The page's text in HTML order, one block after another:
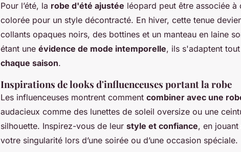
Pour l’été, la robe d'été ajustée léopard peut être associée à
colorée pour un style décontracté. En hiver, cette tenue
collants opaques noirs, des bottines et un manteau en laine
étant une évidence de mode intemporelle, ils s'adaptent
chaque saison.
Inspirations de looks d'influenceuses portant la robe
Les influenceuses montrent comment combiner avec une
audacieux comme des lunettes de soleil oversize ou une
silhouette. Inspirez-vous de leur style et confiance, en
votre singularité lors d’une soirée ou d’une occasion spéciale.